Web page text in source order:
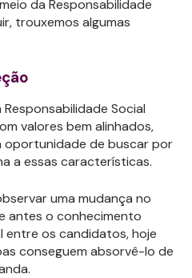
da Responsabilidade
trouxemos algumas
Social
valores bem alinhados,
oportunidade de buscar por
a essas características.
uma mudança no
antes o conhecimento
entre os candidatos, hoje
conseguem absorvê-lo de